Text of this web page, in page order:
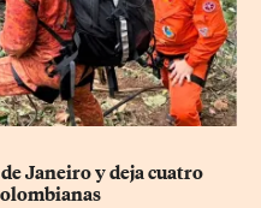
Janeiro y deja cuatro